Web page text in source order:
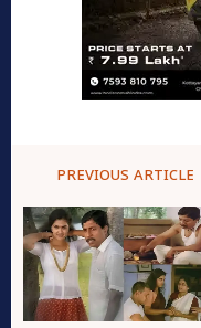
PREVIOUS ARTICLE